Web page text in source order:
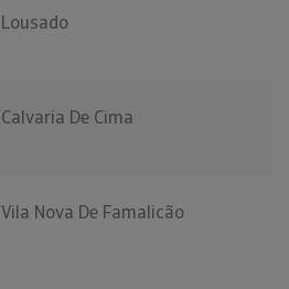
Lousado
Calvaria De Cima
Vila Nova De Famalicão